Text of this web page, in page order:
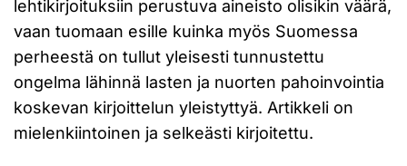
lehtikirjoituksiin perustuva aineisto olisikin väärä,
vaan tuomaan esille kuinka myös Suomessa
perheestä on tullut yleisesti tunnustettu
ongelma lähinnä lasten ja nuorten pahoinvointia
koskevan kirjoittelun yleistyttyä. Artikkeli on
mielenkiintoinen ja selkeästi kirjoitettu.